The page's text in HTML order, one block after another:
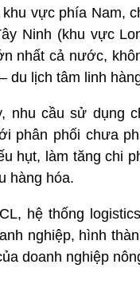
khu vực phía Nam,
Ninh (khu vực
nhất cả nước,
du lịch tâm linh
nhu cầu sử dụng
phân phối chưa
hụt, làm tăng chi
hàng hóa.
hệ thống
nghiệp, hình
doanh nghiệp